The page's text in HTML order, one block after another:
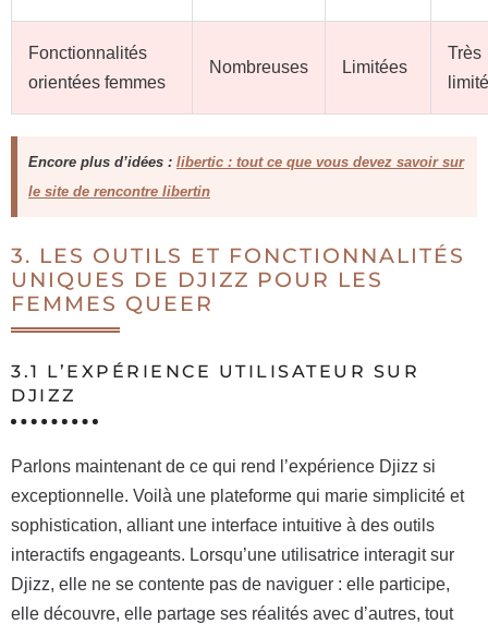
Fonctionnalités
orientées femmes
Nombreuses Limitées
Très
Encore plus d’idées : libertic : tout ce que vous devez savoir sur
le site de rencontre libertin
3. LES OUTILS ET FONCTIONNALITÉS
UNIQUES DE DJIZZ POUR LES
FEMMES QUEER
3.1 L’EXPÉRIENCE UTILISATEUR SUR
DJIZZ
Parlons maintenant de ce qui rend l’expérience Djizz si
exceptionnelle. Voilà une plateforme qui marie simplicité et
sophistication, alliant une interface intuitive à des outils
interactifs engageants. Lorsqu’une utilisatrice interagit sur
Djizz, elle ne se contente pas de naviguer : elle participe,
elle découvre, elle partage ses réalités avec d’autres, tout